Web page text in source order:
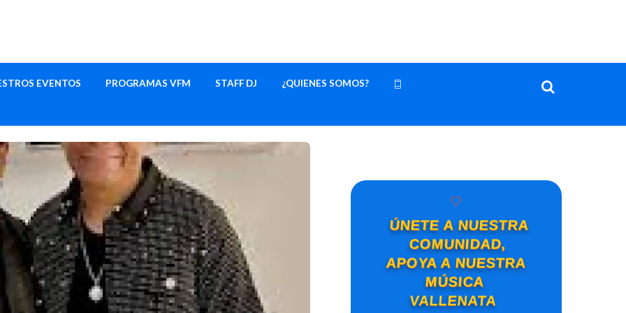
EVENTOS PROGRAMAS VFM STAFF DJ ¿QUIENES SOMOS?
🤍
ÚNETE A NUESTRA
COMUNIDAD,
APOYA A NUESTRA
MÚSICA
VALLENATA